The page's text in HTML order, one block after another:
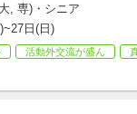
, 専)・シニア
日(日)
活動外交流が盛ん